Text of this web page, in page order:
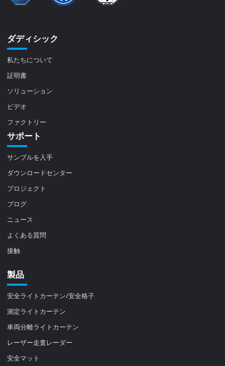
ダディシック
私たちについて
証明書
ソリューション
ビデオ
ファクトリー
サポート
サンプルを入手
ダウンロードセンター
プロジェクト
ブログ
ニュース
よくある質問
接触
製品
安全ライトカーテン/安全格子
測定ライトカーテン
車両分離ライトカーテン
レーザー走査レーダー
安全マット